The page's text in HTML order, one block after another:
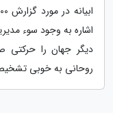
اشاره به وجود سوء
دیگر جهان را
روحانی به خوبی